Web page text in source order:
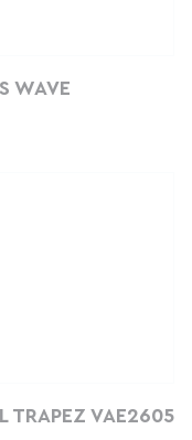
WAVE
TRAPEZ VAE2605